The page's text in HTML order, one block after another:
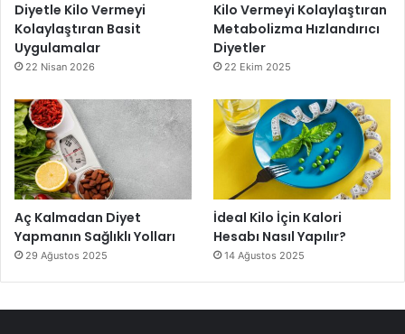
Diyetle Kilo Vermeyi
Kolaylaştıran Basit
Uygulamalar
22 Nisan 2026
Kilo Vermeyi Kolaylaştıran
Metabolizma Hızlandırıcı
Diyetler
22 Ekim 2025
Aç Kalmadan Diyet
Yapmanın Sağlıklı Yolları
29 Ağustos 2025
İdeal Kilo İçin Kalori
Hesabı Nasıl Yapılır?
14 Ağustos 2025